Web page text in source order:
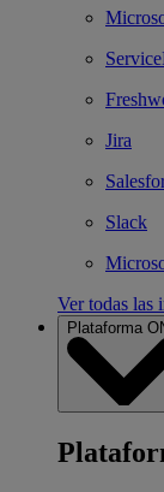
Jira
Slack
Ver todas las
Plataforma